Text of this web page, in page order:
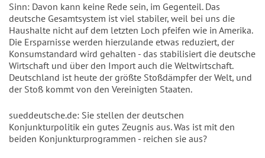
Sinn: Davon kann keine Rede sein, im Gegenteil. Das
deutsche Gesamtsystem ist viel stabiler, weil bei uns die
Haushalte nicht auf dem letzten Loch pfeifen wie in Amerika.
Die Ersparnisse werden hierzulande etwas reduziert, der
Konsumstandard wird gehalten - das stabilisiert die deutsche
Wirtschaft und über den Import auch die Weltwirtschaft.
Deutschland ist heute der größte Stoßdämpfer der Welt, und
der Stoß kommt von den Vereinigten Staaten.
sueddeutsche.de: Sie stellen der deutschen
Konjunkturpolitik ein gutes Zeugnis aus. Was ist mit den
beiden Konjunkturprogrammen - reichen sie aus?